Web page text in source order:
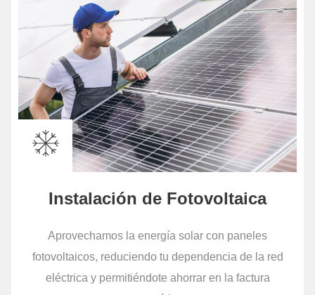
Instalación de Fotovoltaica
Aprovechamos la energía solar con paneles
fotovoltaicos, reduciendo tu dependencia de la red
eléctrica y permitiéndote ahorrar en la factura